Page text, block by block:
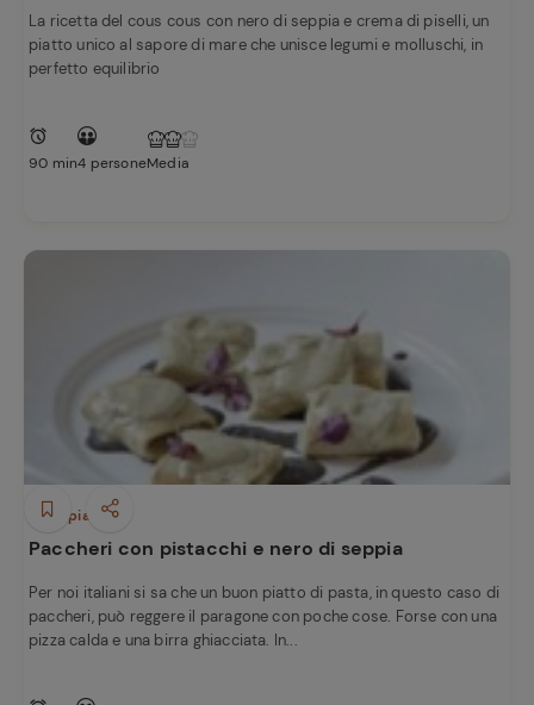
La ricetta del cous cous con nero di seppia e crema di piselli, un
piatto unico al sapore di mare che unisce legumi e molluschi, in
perfetto equilibrio
90 min4 personeMedia
Primi piatti
Paccheri con pistacchi e nero di seppia
Per noi italiani si sa che un buon piatto di pasta, in questo caso di
paccheri, può reggere il paragone con poche cose. Forse con una
pizza calda e una birra ghiacciata. In...